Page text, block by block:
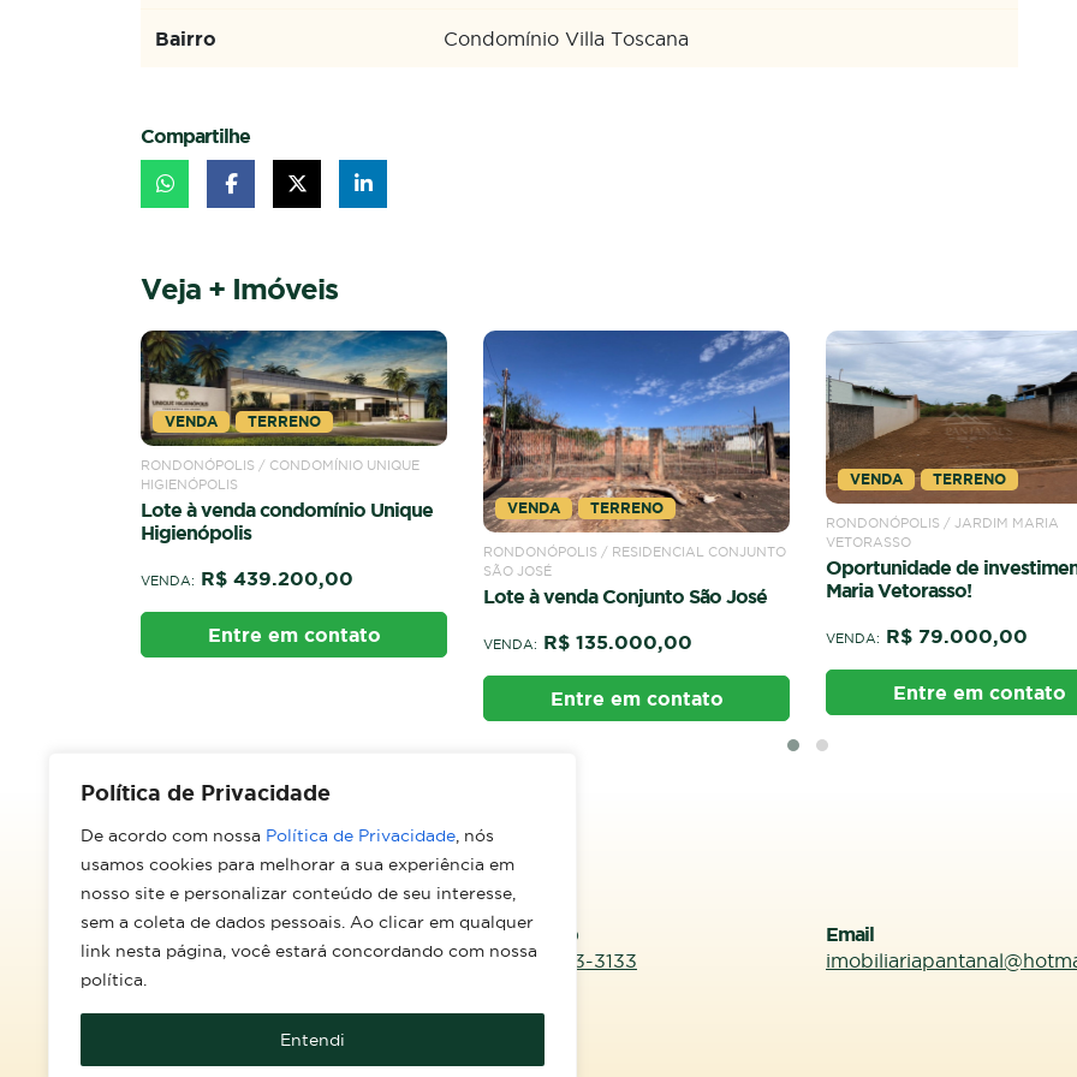
Política de Privacidade
De acordo com nossa Política de Privacidade , nós
usamos cookies para melhorar a sua experiência em
nosso site e personalizar conteúdo de seu interesse,
sem a coleta de dados pessoais. Ao clicar em qualquer
link nesta página, você estará concordando com nossa
política.
Entendi
Bairro Condomínio Villa Toscana
Compartilhe
Veja + Imóveis
VENDA TERRENO
SÃO JOSÉ
R$ 135.000,00
VENDA TERRENO
RONDONÓPOLIS / JARDIM MARIA
VETORASSO
Oportunidade de investimento no
Maria Vetorasso!
VENDA: R$ 79.000,00
Entre em contato
TERRENO
RONDONÓPOLIS
Ágio de 1 Lote no
Natura
Entre em contato
WhatsApp
(66) 99613-3133
Email